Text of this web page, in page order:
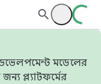
মডেলের
প্ল্যাটফর্মের